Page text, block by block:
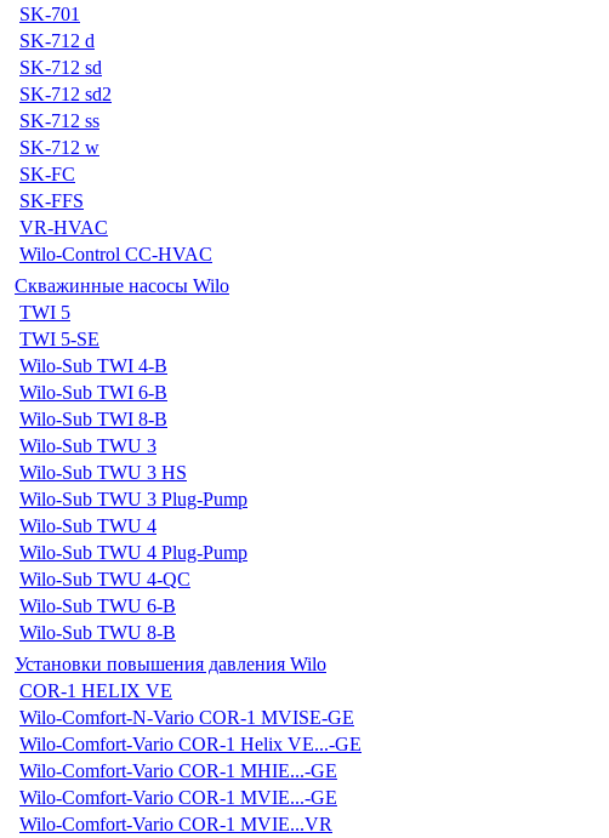
SK-701
SK-712 d
SK-712 sd
SK-712 sd2
SK-712 ss
SK-712 w
SK-FC
SK-FFS
VR-HVAC
Wilo-Control CC-HVAC
Скважинные насосы Wilo
TWI 5
TWI 5-SE
Wilo-Sub TWI 4-B
Wilo-Sub TWI 6-B
Wilo-Sub TWI 8-B
Wilo-Sub TWU 3
Wilo-Sub TWU 3 HS
Wilo-Sub TWU 3 Plug-Pump
Wilo-Sub TWU 4
Wilo-Sub TWU 4 Plug-Pump
Wilo-Sub TWU 4-QC
Wilo-Sub TWU 6-B
Wilo-Sub TWU 8-B
Установки повышения давления Wilo
COR-1 HELIX VE
Wilo-Comfort-N-Vario COR-1 MVISE-GE
Wilo-Comfort-Vario COR-1 Helix VE...-GE
Wilo-Comfort-Vario COR-1 MHIE...-GE
Wilo-Comfort-Vario COR-1 MVIE...-GE
Wilo-Comfort-Vario COR-1 MVIE...VR